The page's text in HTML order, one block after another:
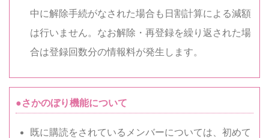
中に解除手続がなされた場合も日割計算による減額
は行いません。なお解除・再登録を繰り返された場
合は登録回数分の情報料が発生します。
●さかのぼり機能について
既に購読をされているメンバーについては、初めて